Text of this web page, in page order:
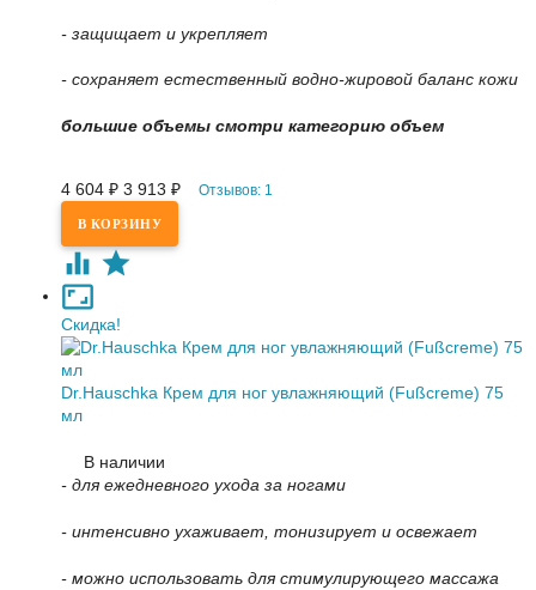
- защищает и укрепляет
- сохраняет естественный водно-жировой баланс кожи
большие объемы смотри категорию объем
4 604 ₽ 3 913 ₽ Отзывов: 1
Скидка!
Dr.Hauschka Крем для ног увлажняющий (Fußcreme) 75
мл
В наличии
- для ежедневного ухода за ногами
- интенсивно ухаживает, тонизирует и освежает
- можно использовать для стимулирующего массажа